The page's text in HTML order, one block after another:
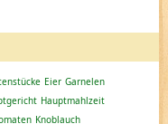
Eier Garnelen
Hauptmahlzeit
Knoblauch